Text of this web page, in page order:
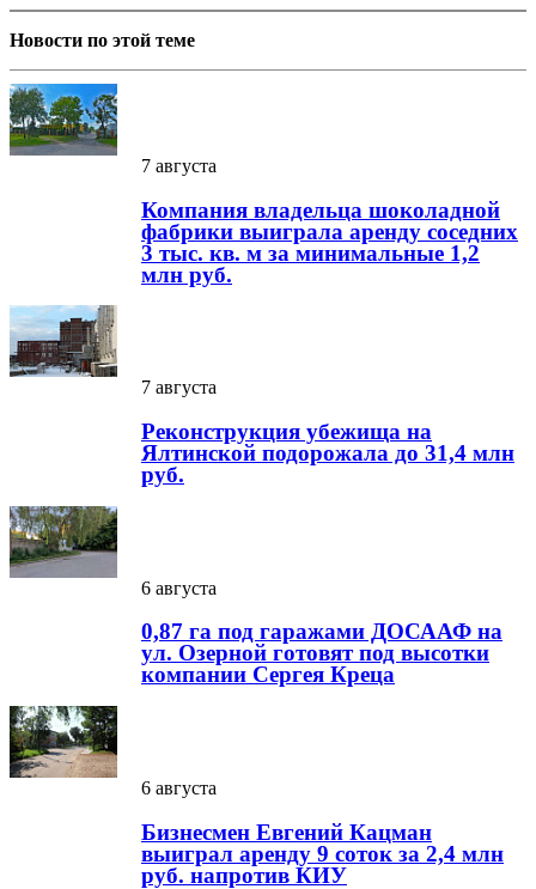
Новости по этой теме
7 августа
Компания владельца шоколадной
фабрики выиграла аренду соседних
3 тыс. кв. м за минимальные 1,2
млн руб.
7 августа
Реконструкция убежища на
Ялтинской подорожала до 31,4 млн
руб.
6 августа
0,87 га под гаражами ДОСААФ на
ул. Озерной готовят под высотки
компании Сергея Креца
6 августа
Бизнесмен Евгений Кацман
выиграл аренду 9 соток за 2,4 млн
руб. напротив КИУ